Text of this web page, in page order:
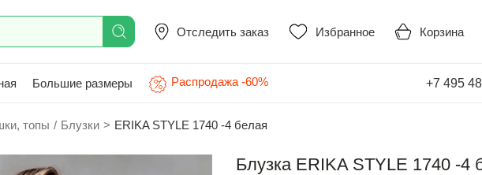
Отследить заказ Избранное Корзина
Большие размеры Распродажа -60% +7 495
топы / Блузки > ERIKA STYLE 1740 -4 белая
Блузка ERIKA STYLE 1740 -4